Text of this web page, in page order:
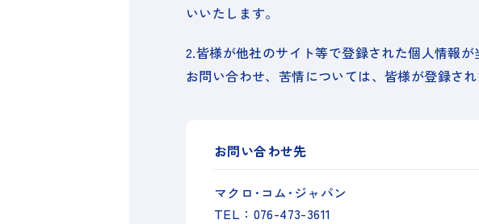
いいたします。
2.皆様が他社のサイト等で登録された個人情報
お問い合わせ、苦情については、皆様が登録さ
お問い合わせ先
マクロ･コム･ジャパン
TEL：076-473-3611